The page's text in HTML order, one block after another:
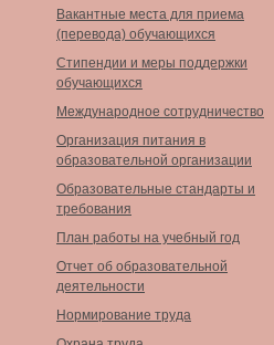
Вакантные места для приема
(перевода) обучающихся
Стипендии и меры поддержки
обучающихся
Международное сотрудничество
Организация питания в
образовательной организации
Образовательные стандарты и
требования
План работы на учебный год
Отчет об образовательной
деятельности
Нормирование труда